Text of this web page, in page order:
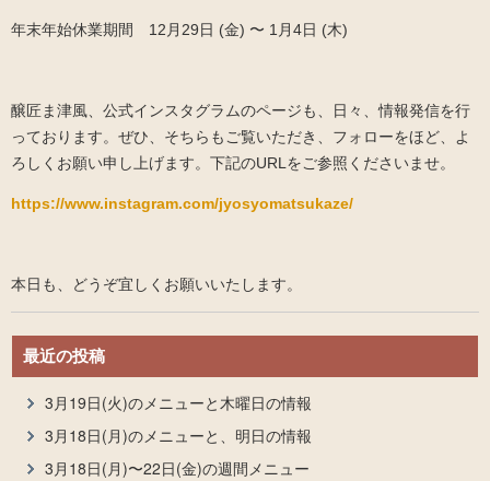
年末年始休業期間 12月29日 (金) 〜 1月4日 (木)
醸匠ま津風、公式インスタグラムのページも、日々、情報発信を行
っております。ぜひ、そちらもご覧いただき、フォローをほど、よ
ろしくお願い申し上げます。下記のURLをご参照くださいませ。
https://www.instagram.com/jyosyomatsukaze/
本日も、どうぞ宜しくお願いいたします。
最近の投稿
3月19日(火)のメニューと木曜日の情報
3月18日(月)のメニューと、明日の情報
3月18日(月)〜22日(金)の週間メニュー